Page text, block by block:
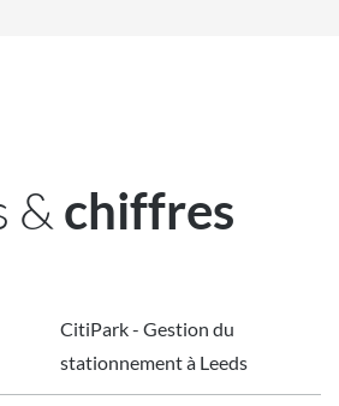
& chiffres
CitiPark - Gestion du
stationnement à Leeds